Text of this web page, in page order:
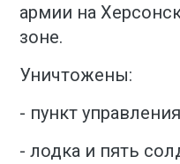
армии на
зоне.
Уничтожены:
- пункт
- лодка и пять